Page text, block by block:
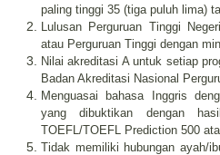
paling tinggi 35 (tiga puluh lima)
Lulusan Perguruan Tinggi
atau Perguruan Tinggi dengan
Nilai akreditasi A untuk setiap
Badan Akreditasi Nasional
Menguasai bahasa Inggris
yang dibuktikan dengan
TOEFL/TOEFL Prediction 500
Tidak memiliki hubungan ayah/